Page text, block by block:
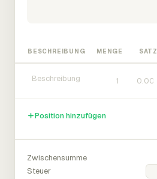
BESCHREIBUNG MENGE SATZ
Position hinzufügen
Zwischensumme
Steuer